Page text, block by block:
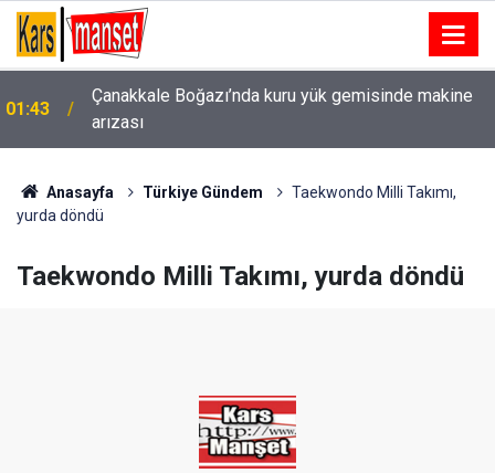
00:49
Kartal’da minibüs yangını: Peş peşe patlamalar
paniğe neden oldu
Anasayfa Türkiye Gündem
Taekwondo Milli Takımı,
yurda döndü
Taekwondo Milli Takımı, yurda döndü